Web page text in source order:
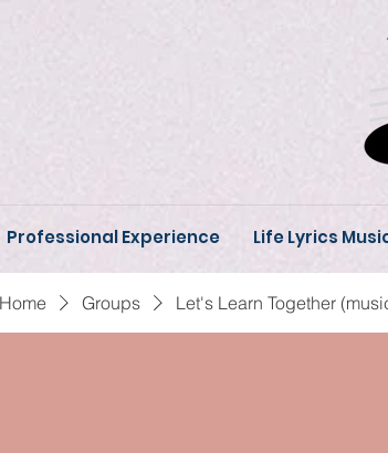
Professional Experience Life Lyrics
Home Groups Let's Learn Together